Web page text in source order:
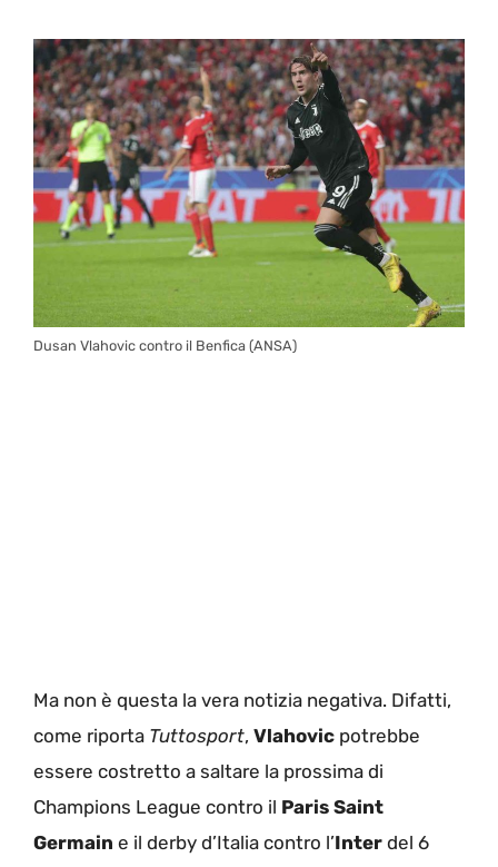
Dusan Vlahovic contro il Benfica (ANSA)
Ma non è questa la vera notizia negativa. Difatti,
come riporta Tuttosport, Vlahovic potrebbe
essere costretto a saltare la prossima di
Champions League contro il Paris Saint
Germain e il derby d’Italia contro l’Inter del 6